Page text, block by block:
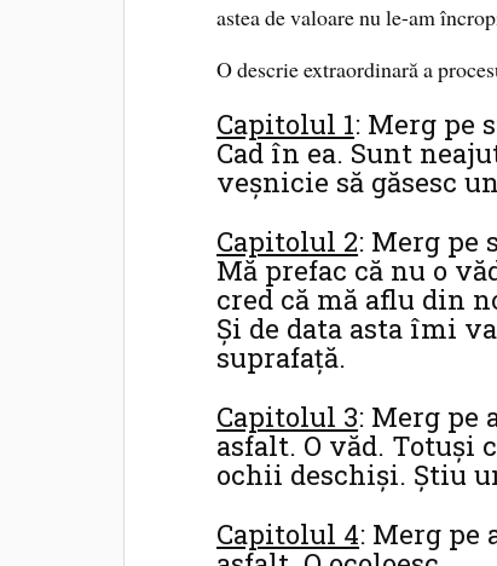
astea de valoare nu le-am
O descrie extraordinară a
Capitolul 1: Merg pe
Cad în ea. Sunt
veşnicie să găsesc
Capitolul 2: Merg pe
Mă prefac că nu o
cred că mă aflu din
Şi de data asta îmi
suprafaţă.
Capitolul 3: Merg pe
asfalt. O văd. Totuşi
ochii deschişi. Ştiu
Capitolul 4: Merg pe